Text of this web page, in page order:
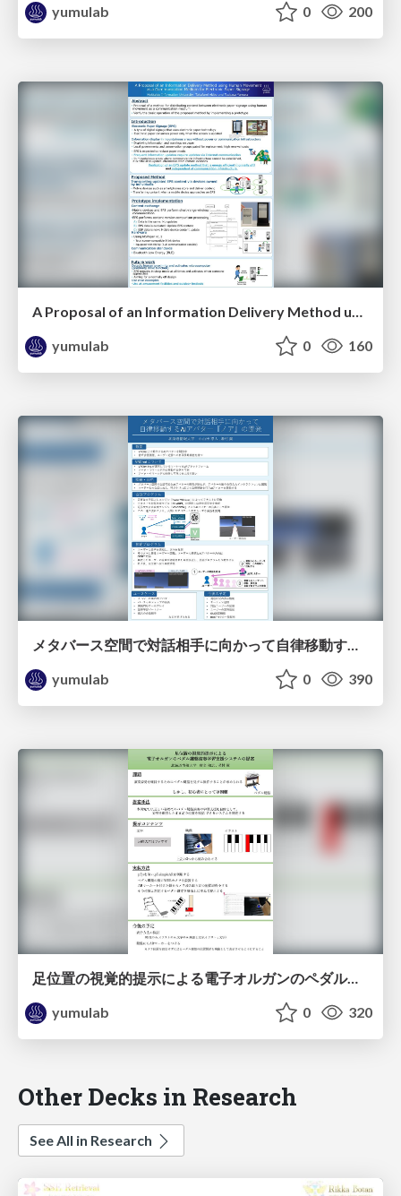
yumulab 0 200
yumulab
0 160
メタバース空間で対話相⼿に向かって⾃律移動するAIアバター『ノア』の開発 / EC2025-Oyamada
yumulab
0 390
足位置の視覚的提示による電子オルガンのペダル鍵盤演奏学習支援システムの提案 / EC2025-Hokin
yumulab
0 320
Other Decks in Research
See All in Research